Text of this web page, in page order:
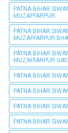
PATNA BIHAR
MUZAFFARPUR
PATNA BIHAR
MUZAFFARPUR
PATNA BIHAR
MUZAFFARPUR
PATNA BIHAR
PATNA BIHAR
PATNA BIHAR
PATNA BIHAR